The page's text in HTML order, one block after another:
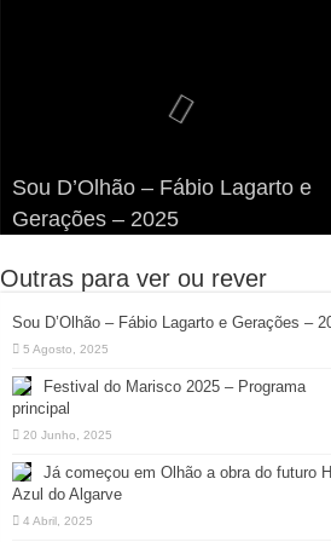
Sou D’Olhão – Fábio Lagarto e
Gerações – 2025
Armona: Música, Comida e
Diversão à Beira-Ria!
Taphani X Benkest: Vídeo Musical
na Ilha da Armona
“Lavar a Loiça” na Ilha dos
Hangares
Quatro Dias Mais Um de
Diversão!
Outras para ver ou rever
Sou D’Olhão – Fábio Lagarto e Gerações –
5 Agosto, 2025
Festival do Marisco 2025 – Programa
principal
20 Junho, 2025
Já começou em Olhão a obra do futuro
Azul do Algarve
4 Abril, 2025